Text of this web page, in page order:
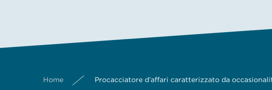
Home Procacciatore d’affari caratterizzato da